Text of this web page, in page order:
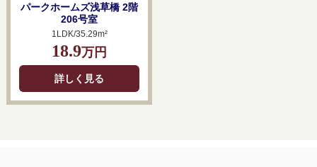
パークホームズ浅草橋 2階
206号室
1LDK/35.29m²
18.9万円
詳しく見る